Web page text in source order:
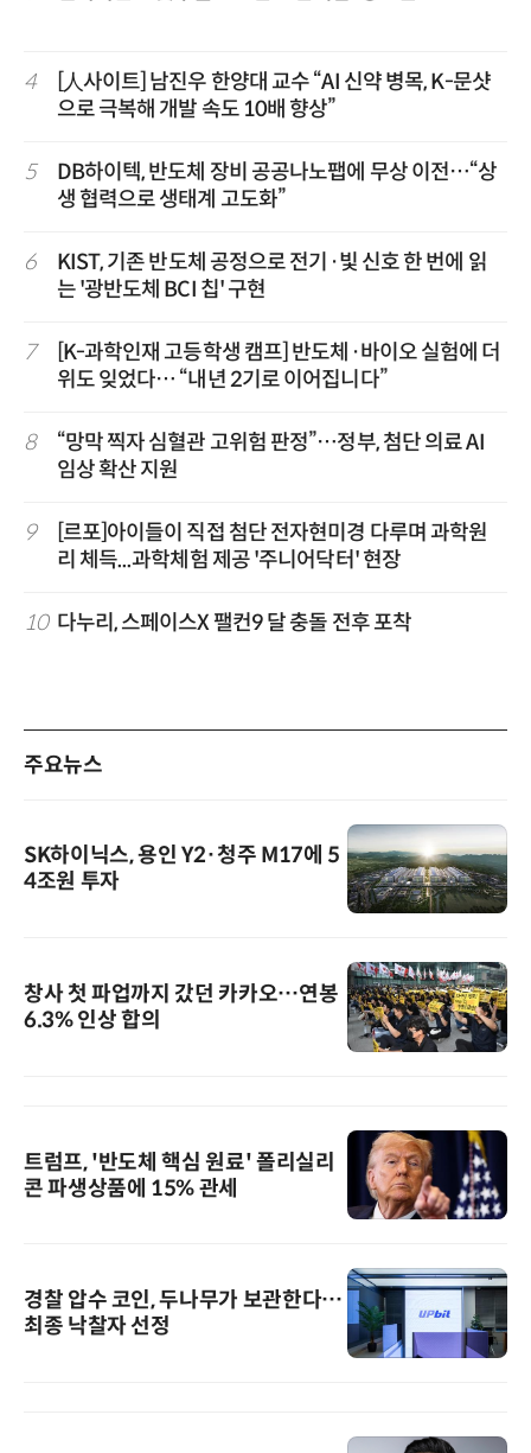
4
[人사이트] 남진우 한양대 교수 “AI 신약 병목, K-문샷
으로 극복해 개발 속도 10배 향상”
5
DB하이텍, 반도체 장비 공공나노팹에 무상 이전…“상
생 협력으로 생태계 고도화”
6
KIST, 기존 반도체 공정으로 전기·빛 신호 한 번에 읽
는 '광반도체 BCI 칩' 구현
7
[K-과학인재 고등학생 캠프] 반도체·바이오 실험에 더
위도 잊었다… “내년 2기로 이어집니다”
8
“망막 찍자 심혈관 고위험 판정”…정부, 첨단 의료 AI
임상 확산 지원
9
[르포]아이들이 직접 첨단 전자현미경 다루며 과학원
리 체득...과학체험 제공 '주니어닥터' 현장
10 다누리, 스페이스X 팰컨9 달 충돌 전후 포착
주요뉴스
SK하이닉스, 용인 Y2·청주 M17에 5
4조원 투자
창사 첫 파업까지 갔던 카카오…연봉
6.3% 인상 합의
트럼프, '반도체 핵심 원료' 폴리실리
콘 파생상품에 15% 관세
경찰 압수 코인, 두나무가 보관한다…
최종 낙찰자 선정